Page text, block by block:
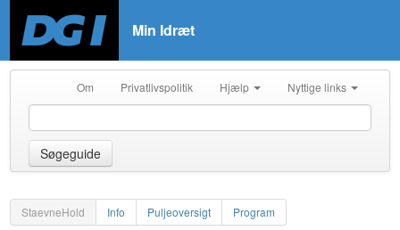
Min Idræt
Om Privatlivspolitik Hjælp Nyttige links
Søgeguide
StaevneHold Info Puljeoversigt Program